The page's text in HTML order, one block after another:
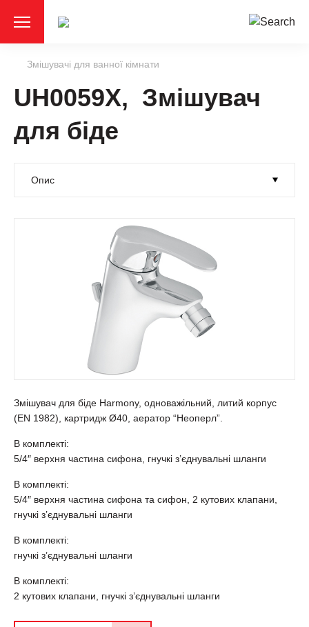
Змішувачі для ванної кімнати
UH0059X, Змішувач
для біде
Змішувач для біде Harmony, одноважільний, литий корпус
(EN 1982), картридж Ø40, аератор “Неоперл”.
В комплекті:
5/4″ верхня частина сифона, гнучкі з’єднувальні шланги
В комплекті:
5/4″ верхня частина сифона та сифон, 2 кутових клапани,
гнучкі з’єднувальні шланги
В комплекті:
гнучкі з’єднувальні шланги
В комплекті:
2 кутових клапани, гнучкі з’єднувальні шланги